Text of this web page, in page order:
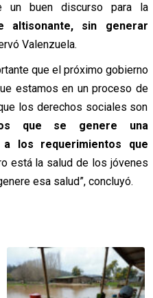
un buen discurso para la
altisonante, sin generar
Valenzuela.
que el próximo gobierno
estamos en un proceso de
los derechos sociales son
que se genere una
los requerimientos que
está la salud de los jóvenes
esa salud”, concluyó.